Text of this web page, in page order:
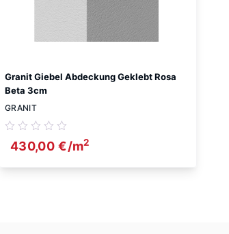
Granit Giebel Abdeckung Geklebt Rosa
Beta 3cm
GRANIT
430,00 €/m2